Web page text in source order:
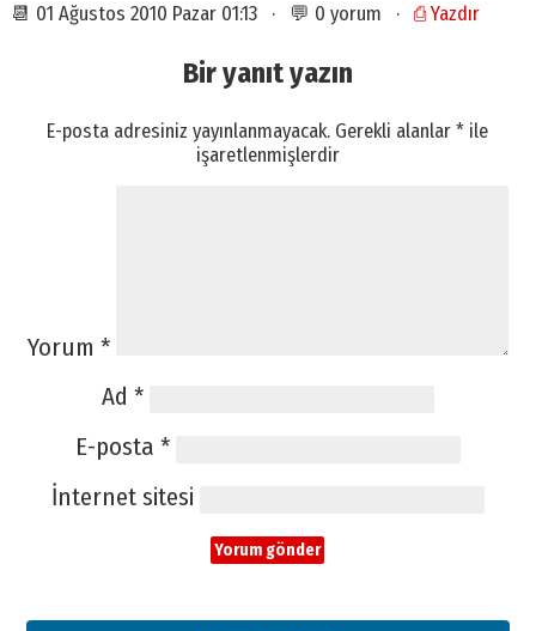
📆 01 Ağustos 2010 Pazar 01:13 · 💬 0 yorum · ⎙ Yazdır
Bir yanıt yazın
E-posta adresiniz yayınlanmayacak. Gerekli alanlar* ile
işaretlenmişlerdir
Yorum *
Ad *
E-posta *
İnternet sitesi